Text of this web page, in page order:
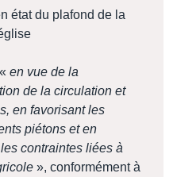
état du plafond de la
«en vue de la
de la circulation et
en favorisant les
piétons et en
contraintes liées à
», conformément à